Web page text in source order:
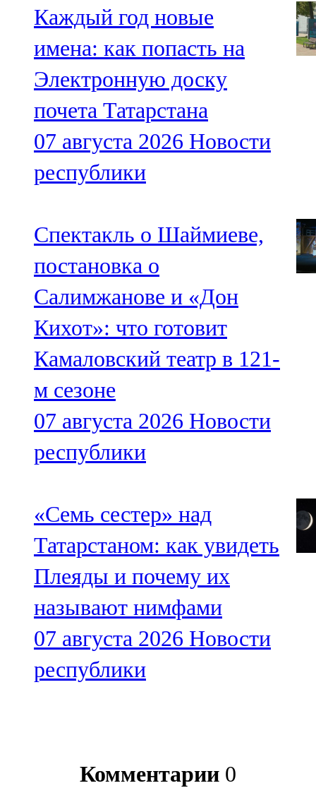
Каждый год новые
имена: как попасть на
Электронную доску
почета Татарстана
07 августа 2026 Новости
республики
Спектакль о Шаймиеве,
постановка о
Салимжанове и «Дон
Кихот»: что готовит
Камаловский театр в 121-
м сезоне
07 августа 2026 Новости
республики
«Семь сестер» над
Татарстаном: как увидеть
Плеяды и почему их
называют нимфами
07 августа 2026 Новости
республики
Комментарии 0